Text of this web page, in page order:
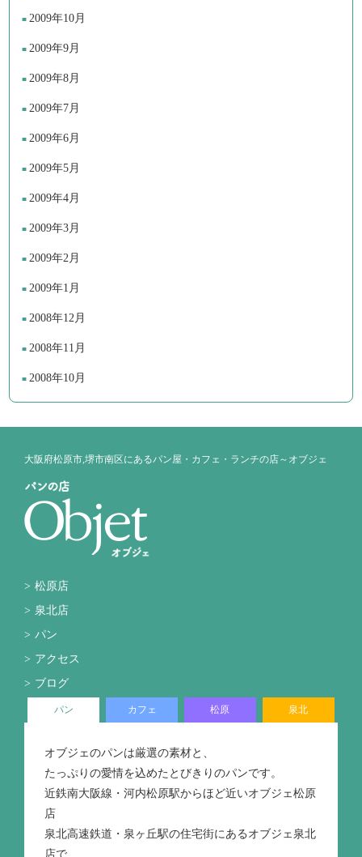
2009年10月
2009年9月
2009年8月
2009年7月
2009年6月
2009年5月
2009年4月
2009年3月
2009年2月
2009年1月
2008年12月
2008年11月
2008年10月
大阪府松原市,堺市南区にあるパン屋・カフェ・ランチの店～オブジェ
松原店
泉北店
パン
アクセス
ブログ
パン カフェ 松原 泉北
オブジェのパンは厳選の素材と、
たっぷりの愛情を込めたとびきりのパンです。
近鉄南大阪線・河内松原駅からほど近いオブジェ松原
店
泉北高速鉄道・泉ヶ丘駅の住宅街にあるオブジェ泉北
店で